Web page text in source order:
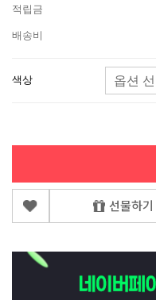
적립금
배송비
색상
선물하기